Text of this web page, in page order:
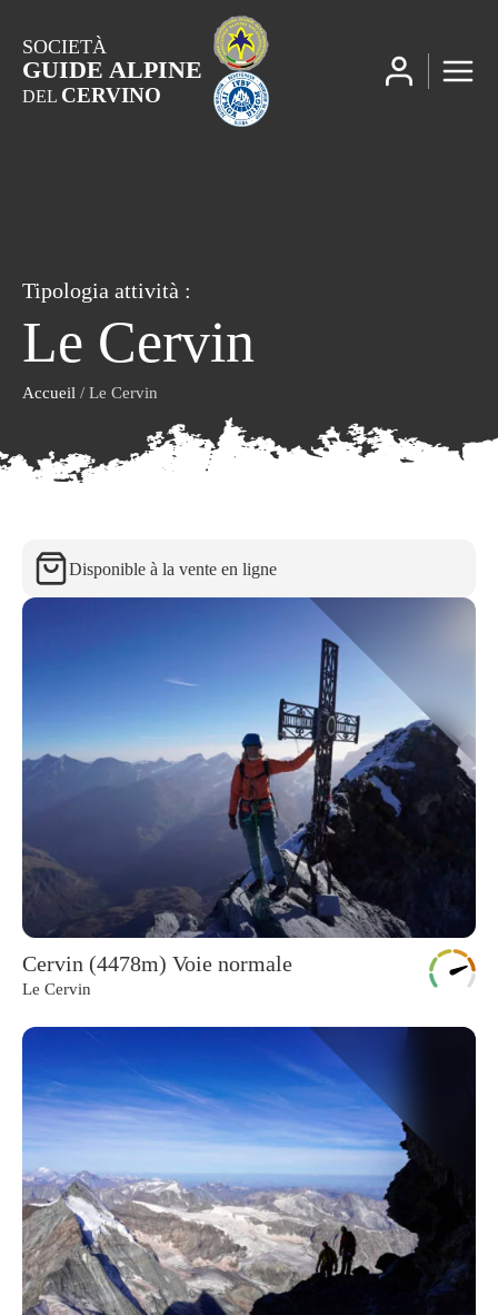
SOCIETÀ
GUIDE ALPINE
DEL CERVINO
Tipologia attività :
Le Cervin
Accueil / Le Cervin
Disponible à la vente en ligne
Cervin (4478m) Voie normale
Le Cervin